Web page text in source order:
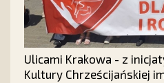
Ulicami Krakowa - z
Kultury Chrześcijańskiej